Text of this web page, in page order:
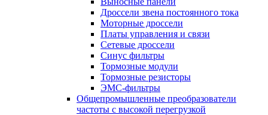
Дроссели звена постоянного тока
Моторные дроссели
Платы управления и связи
Сетевые дроссели
Синус фильтры
Тормозные модули
Тормозные резисторы
ЭМС-фильтры
Общепромышленные преобразователи
частоты с высокой перегрузкой